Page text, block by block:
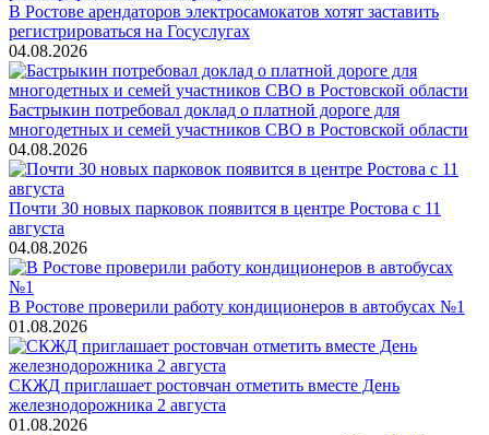
В Ростове арендаторов электросамокатов хотят заставить
регистрироваться на Госуслугах
04.08.2026
Бастрыкин потребовал доклад о платной дороге для
многодетных и семей участников СВО в Ростовской области
04.08.2026
Почти 30 новых парковок появится в центре Ростова с 11
августа
04.08.2026
В Ростове проверили работу кондиционеров в автобусах №1
01.08.2026
СКЖД приглашает ростовчан отметить вместе День
железнодорожника 2 августа
01.08.2026